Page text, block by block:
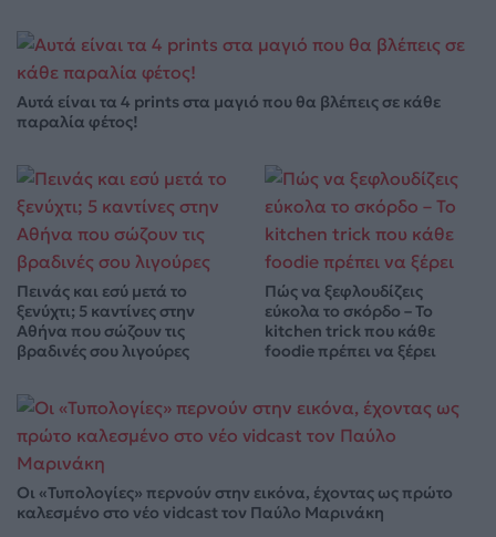
Αυτά είναι τα 4 prints στα μαγιό που θα βλέπεις σε κάθε
παραλία φέτος!
Πεινάς και εσύ μετά το
ξενύχτι; 5 καντίνες στην
Αθήνα που σώζουν τις
βραδινές σου λιγούρες
Πώς να ξεφλουδίζεις
εύκολα το σκόρδο – Το
kitchen trick που κάθε
foodie πρέπει να ξέρει
Οι «Τυπολογίες» περνούν στην εικόνα, έχοντας ως πρώτο
καλεσμένο στο νέο vidcast τον Παύλο Μαρινάκη